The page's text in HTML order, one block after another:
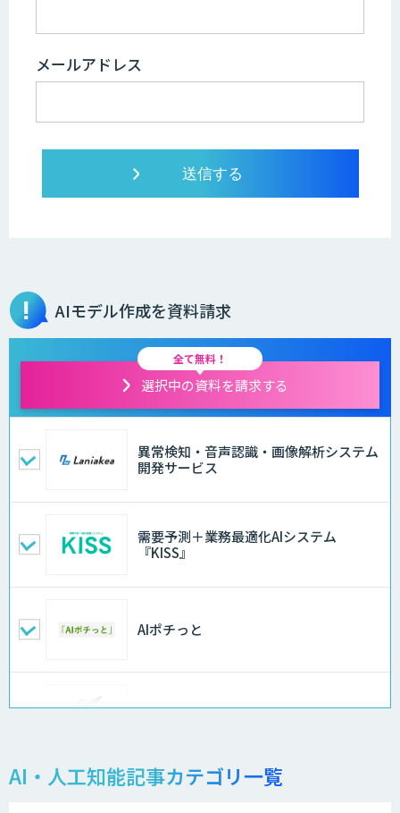
メールアドレス
AIモデル作成を資料請求
全て無料！
選択中の資料を請求する
異常検知・音声認識・画像解析システム
開発サービス
需要予測＋業務最適化AIシステム
『KISS』
AIポチっと
FleGrowthのDX/AI支援伴走サービス
AI・人工知能記事カテゴリ一覧